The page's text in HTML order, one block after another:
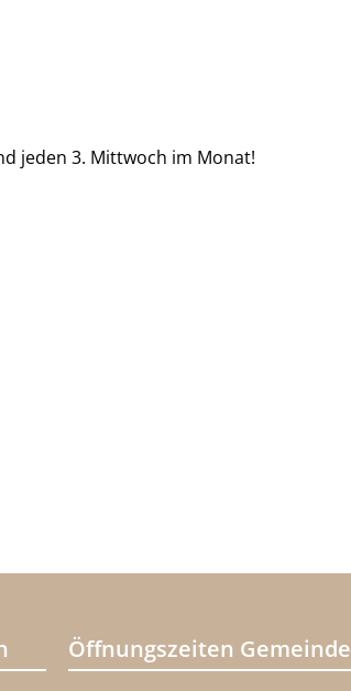
jeden 3. Mittwoch im Monat!
Öffnungszeiten